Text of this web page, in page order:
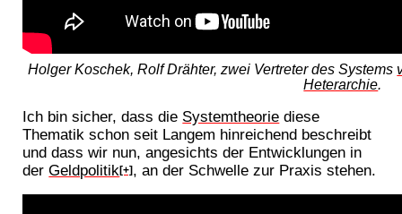
Holger Koschek, Rolf Drähter, zwei Vertreter des Systems
Heterarchie.
Ich bin sicher, dass die Systemtheorie diese
Thematik schon seit Langem hinreichend beschreibt
und dass wir nun, angesichts der Entwicklungen in
derGeldpolitik[+], an der Schwelle zur Praxis stehen.